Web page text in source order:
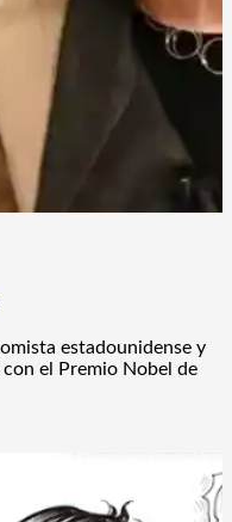
estadounidense y
el Premio Nobel de